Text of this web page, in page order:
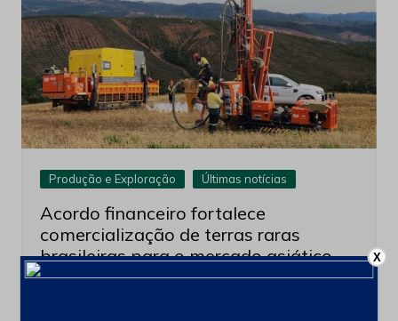
Produção e Exploração Últimas notícias
Acordo financeiro fortalece
comercialização de terras raras
brasileiras para o mercado asiático
X